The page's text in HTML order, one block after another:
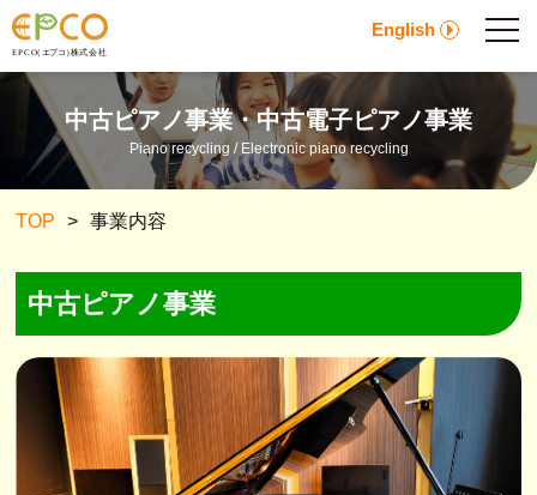
English
中古ピアノ事業・中古電子ピアノ事業
Piano recycling / Electronic piano recycling
TOP > 事業内容
中古ピアノ事業